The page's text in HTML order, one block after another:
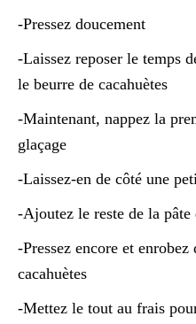
-Pressez doucement
-Laissez reposer le temps
le beurre de cacahuètes
-Maintenant, nappez la
glaçage
-Laissez-en de côté une
-Ajoutez le reste de la pâte
-Pressez encore et
cacahuètes
-Mettez le tout au frais